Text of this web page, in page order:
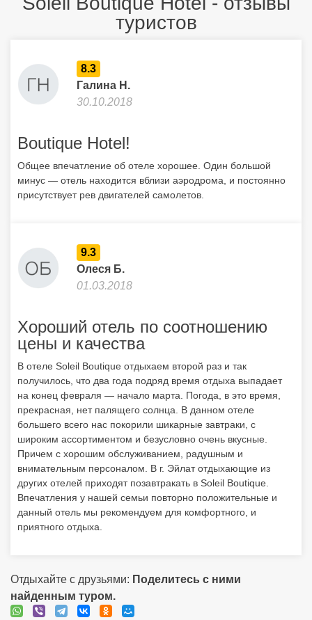
туристов
8.3
Галина Н.
30.10.2018
Boutique Hotel!
Общее впечатление об отеле хорошее. Один большой
минус — отель находится вблизи аэродрома, и постоянно
присутствует рев двигателей самолетов.
9.3
Олеся Б.
01.03.2018
Хороший отель по соотношению
цены и качества
В отеле Soleil Boutique отдыхаем второй раз и так
получилось, что два года подряд время отдыха выпадает
на конец февраля — начало марта. Погода, в это время,
прекрасная, нет палящего солнца. В данном отеле
большего всего нас покорили шикарные завтраки, с
широким ассортиментом и безусловно очень вкусные.
Причем с хорошим обслуживанием, радушным и
внимательным персоналом. В г. Эйлат отдыхающие из
других отелей приходят позавтракать в Soleil Boutique.
Впечатления у нашей семьи повторно положительные и
данный отель мы рекомендуем для комфортного, и
приятного отдыха.
Отдыхайте с друзьями: Поделитесь с ними
найденным туром.